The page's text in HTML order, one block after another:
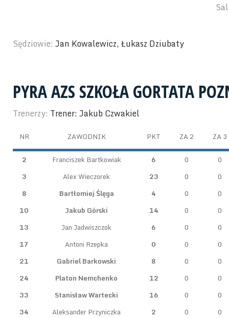
Sędziowie: Jan Kowalewicz, Łukasz Dziubaty
PYRA AZS SZKOŁA GORTATA
Trenerzy: Trener: Jakub Czwakiel
NR ZAWODNIK PKT ZA 2 ZA 3
2 Franciszek Bartkowiak 6 0
0
3
Alex Wieczorek 23 0
0
8
Bartłomiej Ślęga 4 0
0
10
Jakub Górski 14 0
0
13
Jan Jadwiszczok 6 0
0
17
Antoni Rzepka 0 0
0
21
Gabriel Barkowski 8 0
0
24
Platon Nemchenko 12 0
0
33
Stanisław Wartecki 16 0
0
34
Aleksander Przyniczka 2 0
0